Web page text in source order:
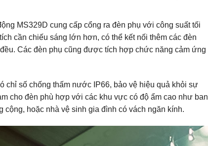
MS329D cung cấp cổng ra đèn phụ với công suất tối
cần chiếu sáng lớn hơn, có thể kết nối thêm các đèn
Các đèn phụ cũng được tích hợp chức năng cảm ứng
chỉ số chống thấm nước IP66, bảo vệ hiệu quả khỏi sự
cho đèn phù hợp với các khu vực có độ ẩm cao như ban
cộng, hoặc nhà vệ sinh gia đình có vách ngăn kính.